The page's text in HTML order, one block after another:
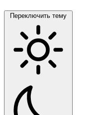
Переключить тему